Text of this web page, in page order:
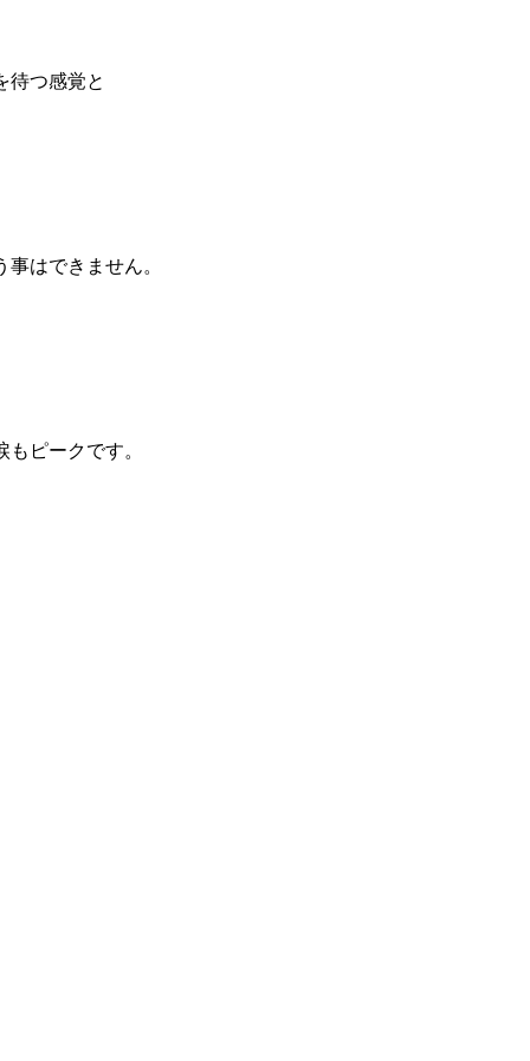
待つ感覚と
はできません。
ピークです。